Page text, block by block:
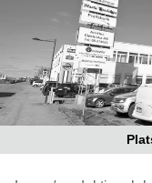
lokaler
Hägersten